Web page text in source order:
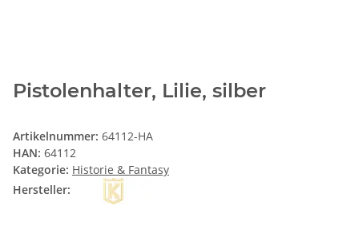
Pistolenhalter, Lilie, silber
Artikelnummer: 64112-HA
HAN: 64112
Kategorie: Historie & Fantasy
Hersteller: